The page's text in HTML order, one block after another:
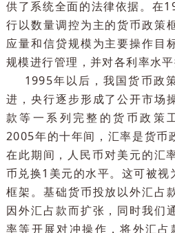
（一）我国货币政策调控
回顾我国中央银行的历史
1995年《中国人民银行法》
供了系统全面的法律依据。
行以数量调控为主的货币政
应量和信贷规模为主要操作
规模进行管理，并对各利率
1995年以后，我国货币
进，央行逐步形成了公开市
款等一系列完整的货币政
2005年的十年间，汇率是货